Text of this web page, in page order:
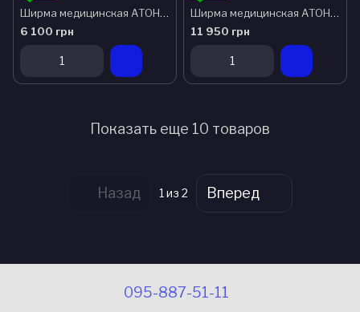
Ширма медицинская АТОН Ш-2
6 100 грн
Ширма медицинская АТОН Ш-4
11 950 грн
Показать еще 10 товаров
Назад 1 из 2 Вперед
095-887-51-11